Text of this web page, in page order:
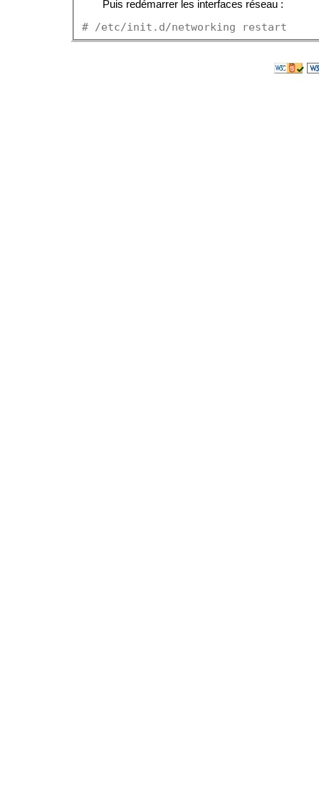
Puis redémarrer les interfaces réseau :
# /etc/init.d/networking restart